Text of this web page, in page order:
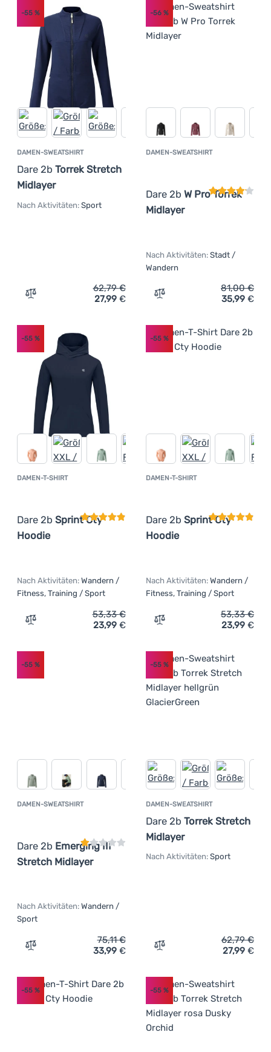
DAMEN-SWEATSHIRT
Dare 2b Torrek Stretch
Midlayer
-55 %
Nach Aktivitäten: Sport
Zum Vergleich 'Damen-Sweatshirt Dare 2b Torrek
62,79€
27,99 €
DAMEN-SWEATSHIRT
Dare 2b W Pro Torrek
Midlayer
-56%
Nach Aktivitäten: Stadt /
Wandern
Zum Vergleich 'Damen-
81,00€
35,99 €
DAMEN-T-SHIRT
Dare 2b Sprint Cty
Hoodie
Kundenbewertung
-55 %
Nach Aktivitäten: Wandern /
Fitness, Training / Sport
Zum Vergleich 'Damen-T-Shirt Dare 2b Sprint Cty
53,33€
23,99 €
DAMEN-T-SHIRT
Dare 2b Sprint Cty
Hoodie
-55%
Nach Aktivitäten: Wandern /
Fitness, Training / Sport
Zum Vergleich 'Damen-
53,33€
23,99 €
DAMEN-SWEATSHIRT
Dare 2b Emerging III
Stretch Midlayer
Kundenbewertung
-55 %
Nach Aktivitäten: Wandern /
Sport
Zum Vergleich 'Damen-Sweatshirt Dare 2b Emerging III
75,11€
33,99 €
DAMEN-SWEATSHIRT
Dare 2b Torrek Stretch
Midlayer
-55%
Nach Aktivitäten: Sport
Zum Vergleich 'Damen-
62,79€
27,99 €
-55 % -55%